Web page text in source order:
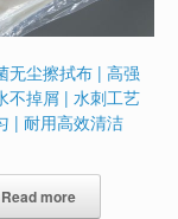
无尘擦拭布 | 高强
不掉屑 | 水刺工艺
| 耐用高效清洁
Read more